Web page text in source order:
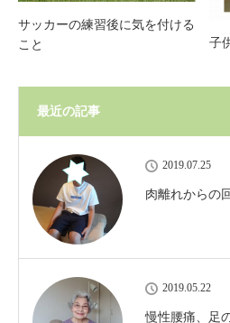
サッカーの練習後に気を付ける
こと
子
最近の記事
2019.07.25
肉離れからの
2019.05.22
慢性腰痛、足